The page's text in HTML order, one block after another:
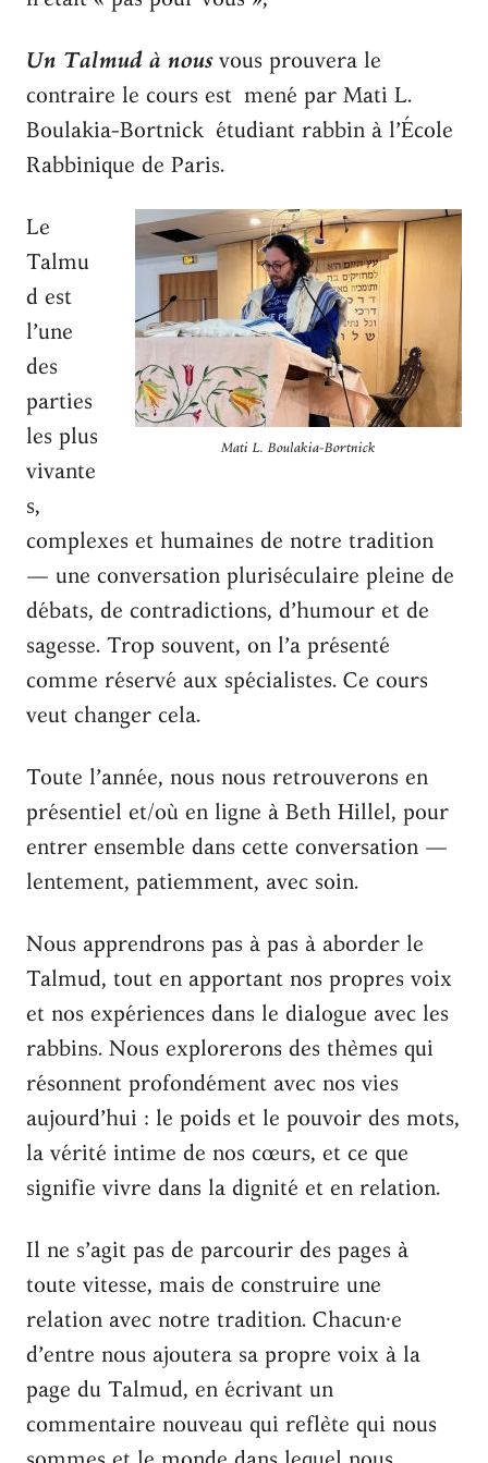
Un Talmud à nous vous prouvera le
contraire le cours est mené par Mati L.
Boulakia-Bortnick étudiant rabbin à l’École
Rabbinique de Paris.
Mati L. Boulakia-Bortnick
Le
Talmu
d est
l’une
des
parties
les plus
vivante
s,
complexes et humaines de notre tradition
— une conversation pluriséculaire pleine de
débats, de contradictions, d’humour et de
sagesse. Trop souvent, on l’a présenté
comme réservé aux spécialistes. Ce cours
veut changer cela.
Toute l’année, nous nous retrouverons en
présentiel et/où en ligne à Beth Hillel, pour
entrer ensemble dans cette conversation —
lentement, patiemment, avec soin.
Nous apprendrons pas à pas à aborder le
Talmud, tout en apportant nos propres voix
et nos expériences dans le dialogue avec les
rabbins. Nous explorerons des thèmes qui
résonnent profondément avec nos vies
aujourd’hui : le poids et le pouvoir des mots,
la vérité intime de nos cœurs, et ce que
signifie vivre dans la dignité et en relation.
Il ne s’agit pas de parcourir des pages à
toute vitesse, mais de construire une
relation avec notre tradition. Chacun·e
d’entre nous ajoutera sa propre voix à la
page du Talmud, en écrivant un
commentaire nouveau qui reflète qui nous